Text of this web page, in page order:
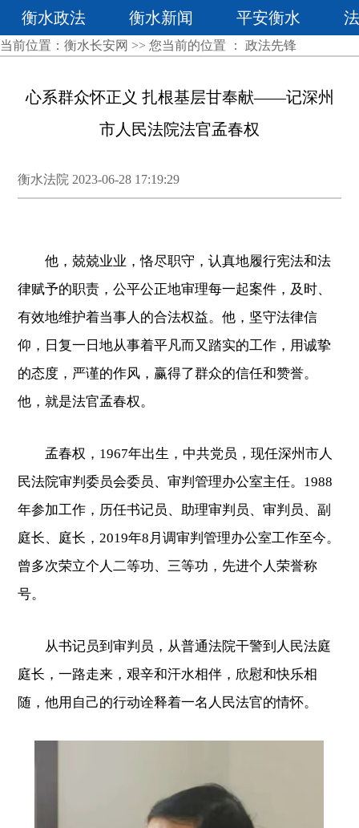
衡水政法 衡水新闻 平安衡水
当前位置： 衡水长安网 >> 您当前的位置 ： 政法先锋
心系群众怀正义 扎根基层甘奉献——记深州
市人民法院法官孟春权
衡水法院 2023-06-28 17:19:29
他，兢兢业业，恪尽职守，认真地履行宪法和法
律赋予的职责，公平公正地审理每一起案件，及时、
有效地维护着当事人的合法权益。他，坚守法律信
仰，日复一日地从事着平凡而又踏实的工作，用诚挚
的态度，严谨的作风，赢得了群众的信任和赞誉。
他，就是法官孟春权。
孟春权，1967年出生，中共党员，现任深州市人
民法院审判委员会委员、审判管理办公室主任。1988
年参加工作，历任书记员、助理审判员、审判员、副
庭长、庭长，2019年8月调审判管理办公室工作至今。
曾多次荣立个人二等功、三等功，先进个人荣誉称
号。
从书记员到审判员，从普通法院干警到人民法庭
庭长，一路走来，艰辛和汗水相伴，欣慰和快乐相
随，他用自己的行动诠释着一名人民法官的情怀。